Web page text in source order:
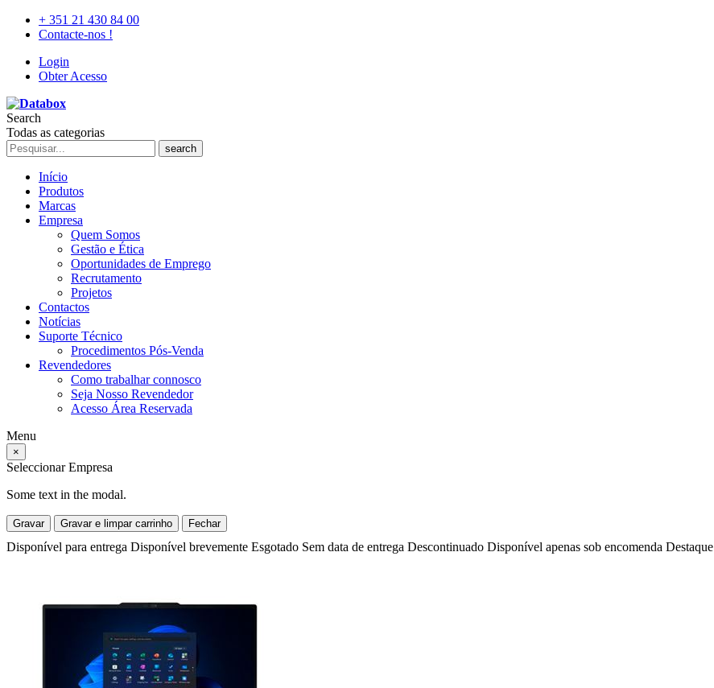
+ 351 21 430 84 00
Contacte-nos !
Login
Obter Acesso
Search
Todas as categorias
search
Início
Produtos
Marcas
Empresa
Quem Somos
Gestão e Ética
Oportunidades de Emprego
Recrutamento
Projetos
Contactos
Notícias
Suporte Técnico
Procedimentos Pós-Venda
Revendedores
Como trabalhar connosco
Seja Nosso Revendedor
Acesso Área Reservada
Menu
×
Seleccionar Empresa
Some text in the modal.
Gravar Gravar e limpar carrinho Fechar
Disponível para entrega Disponível brevemente Esgotado Sem data de entrega Descontinuado Disponível apenas sob encomenda Destaque